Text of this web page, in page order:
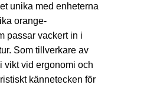
unika med enheterna
orange-
passar vackert in i
Som tillverkare av
vikt vid ergonomi och
kännetecken för